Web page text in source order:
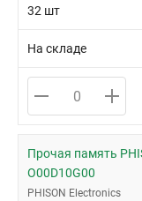
32 шт
На складе
Прочая память
O00D10G00
PHISON Electronics